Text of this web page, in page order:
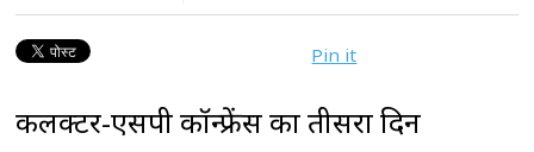
Pin it
कलक्टर-एसपी कॉन्फ्रेंस का तीसरा दिन